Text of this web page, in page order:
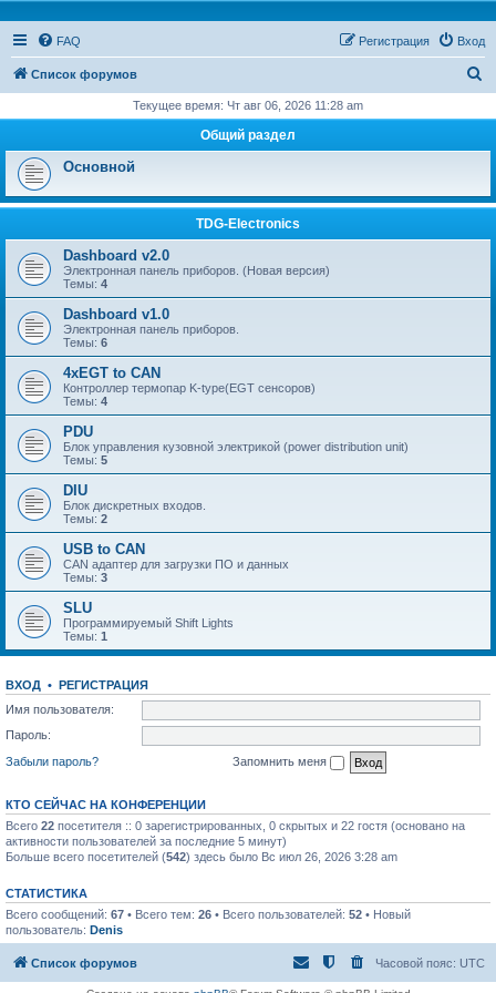
FAQ Вход
Регистрация
Список форумов
с
Текущее время: Чт авг 06, 2026 11:28 am
Общий раздел
Основной
TDG-Electronics
Dashboard v2.0
Электронная панель приборов. (Новая версия)
Темы: 4
Dashboard v1.0
Электронная панель приборов.
Темы: 6
4xEGT to CAN
Контроллер термопар K-type(EGT сенсоров)
Темы: 4
PDU
Блок управления кузовной электрикой (power distribution unit)
Темы: 5
DIU
Блок дискретных входов.
Темы: 2
USB to CAN
CAN адаптер для загрузки ПО и данных
Темы: 3
SLU
Программируемый Shift Lights
Темы: 1
ВХОД • РЕГИСТРАЦИЯ
Имя пользователя:
Пароль:
Забыли пароль?
Запомнить меня
КТО СЕЙЧАС НА КОНФЕРЕНЦИИ
Всего 22 посетителя :: 0 зарегистрированных, 0 скрытых и 22 гостя (основано на
активности пользователей за последние 5 минут)
Больше всего посетителей (542) здесь было Вс июл 26, 2026 3:28 am
СТАТИСТИКА
Всего сообщений: 67 • Всего тем: 26 • Всего пользователей: 52 • Новый
пользователь: Denis
Список форумов Часовой пояс: UTC